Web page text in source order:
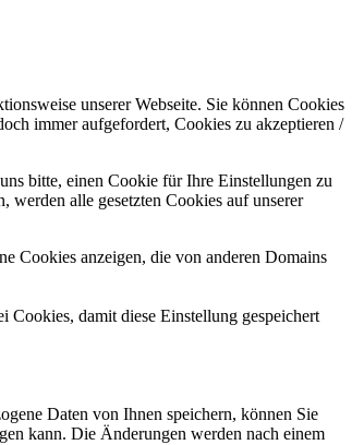
unserer Webseite. Sie können Cookies
immer aufgefordert, Cookies zu akzeptieren /
bitte, einen Cookie für Ihre Einstellungen zu
werden alle gesetzten Cookies auf unserer
Cookies anzeigen, die von anderen Domains
damit diese Einstellung gespeichert
Daten von Ihnen speichern, können Sie
kann. Die Änderungen werden nach einem